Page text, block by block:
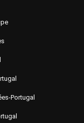
Portugal